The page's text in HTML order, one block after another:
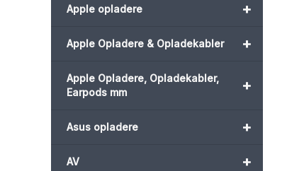
+
Apple opladere
+
Apple Opladere & Opladekabler
+
Apple Opladere, Opladekabler,
Earpods mm
+
Asus opladere
+
AV